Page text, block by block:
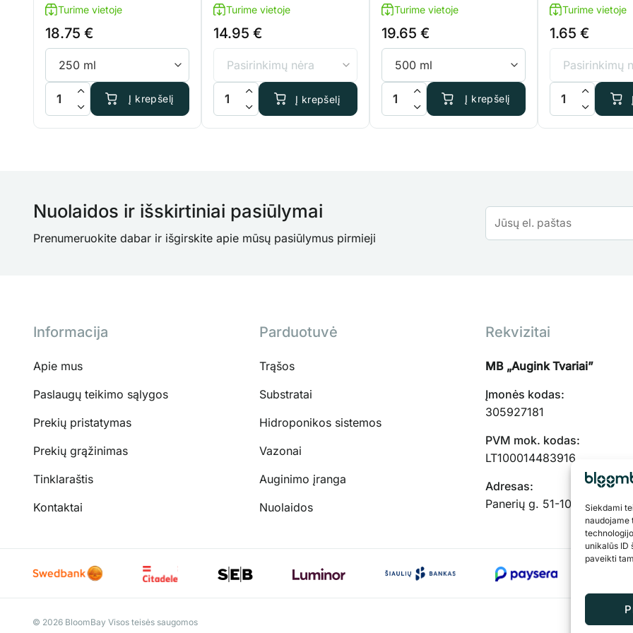
Siekdami
naudojame
unikalūs ID
paveikti
Turime vietoje
18.75 €
produkto kiekis: BioBizz Bio Heaven
Į krepšelį
Turime vietoje
14.95 €
produkto kiekis: Canna Easy Box Bio
Į krepšelį
Turime vietoje
19.65 €
produkto kiekis: Terra Aquatica Fulvic
Į krepšelį
Turime vietoje
1.65 €
produkto kiekis:
Nuolaidos ir išskirtiniai pasiūlymai
Prenumeruokite dabar ir išgirskite apie mūsų pasiūlymus pirmieji
Informacija
Apie mus
Paslaugų teikimo sąlygos
Prekių pristatymas
Prekių grąžinimas
Tinklaraštis
Kontaktai
Parduotuvė
Trąšos
Substratai
Hidroponikos sistemos
Vazonai
Auginimo įranga
Nuolaidos
Rekvizitai
MB „Augink Tvariai”
Įmonės kodas:
305927181
PVM mok. kodas:
LT100014483916
Adresas:
Panerių g. 51-103,
© 2026 BloomBay Visos teisės saugomos